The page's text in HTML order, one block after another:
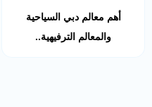
أهم معالم دبي السياحية
والمعالم الترفيهية..